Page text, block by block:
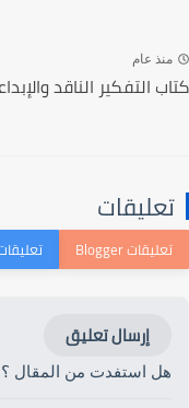
منذ عام
كتاب التفكير الناقد
تعليقات
إرسال تعليق
هل استفدت من المقال ؟